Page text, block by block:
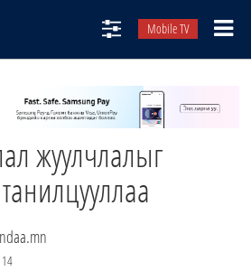
Mobile TV
жуулчлалыг